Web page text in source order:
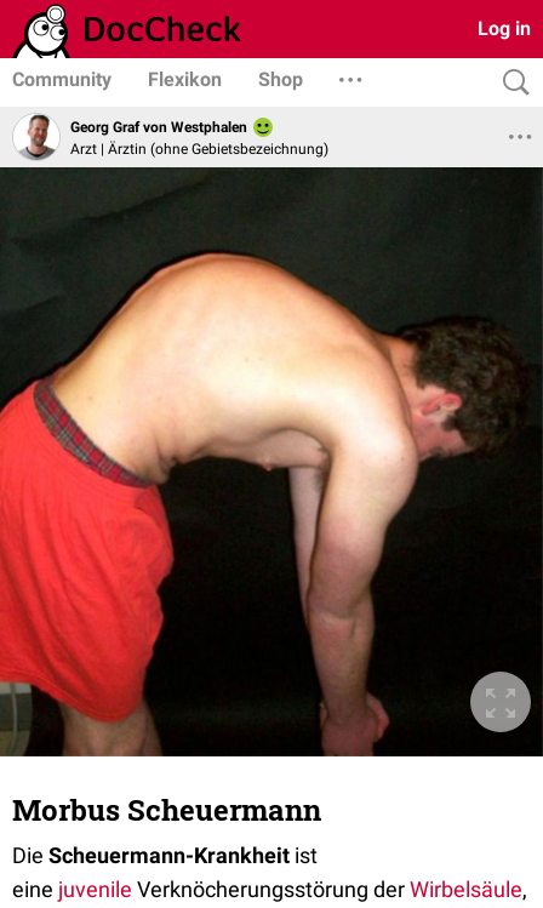
Log in
Community Flexikon Shop
Georg Graf von Westphalen
Arzt | Ärztin (ohne Gebietsbezeichnung)
Morbus Scheuermann
Die Scheuermann-Krankheit ist
eine juvenile Verknöcherungsstörung derWirbelsäule,